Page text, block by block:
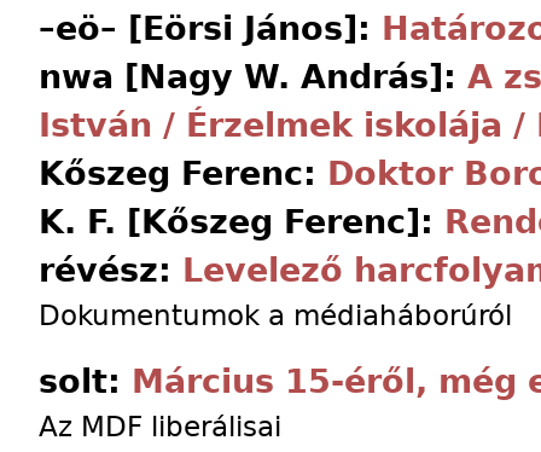
–eö– [Eörsi János]:
nwa [Nagy W. András]: A
István / Érzelmek iskolája
Kőszeg Ferenc: Doktor
K. F. [Kőszeg Ferenc]:
révész: Levelező
Dokumentumok a médiaháborúról
solt: Március 15-éről, még
Az MDF liberálisai